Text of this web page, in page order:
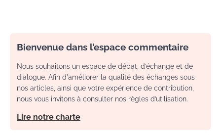
Bienvenue dans l’espace commentaire
Nous souhaitons un espace de débat, d’échange et de
dialogue. Afin d'améliorer la qualité des échanges sous
nos articles, ainsi que votre expérience de contribution,
nous vous invitons à consulter nos règles d’utilisation.
Lire notre charte